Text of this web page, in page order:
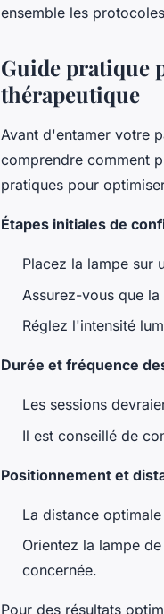
ensemble les
Guide pratique
thérapeutique
Avant d'entamer votre
comprendre comment
pratiques pour
Étapes initiales de
Placez la lampe sur
Assurez-vous que
Réglez l'intensité
Durée et fréquence
Les sessions
Il est conseillé de
Positionnement et
La distance
Orientez la lampe
concernée.
Pour des résultats